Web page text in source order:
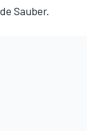
Sauber.